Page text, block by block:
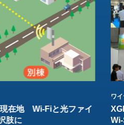
在地 Wi-Fiと光ファイ
肢に
ワ